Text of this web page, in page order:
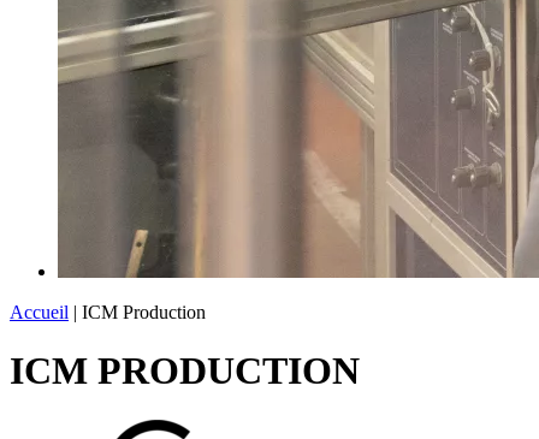
Accueil | ICM Production
ICM PRODUCTION